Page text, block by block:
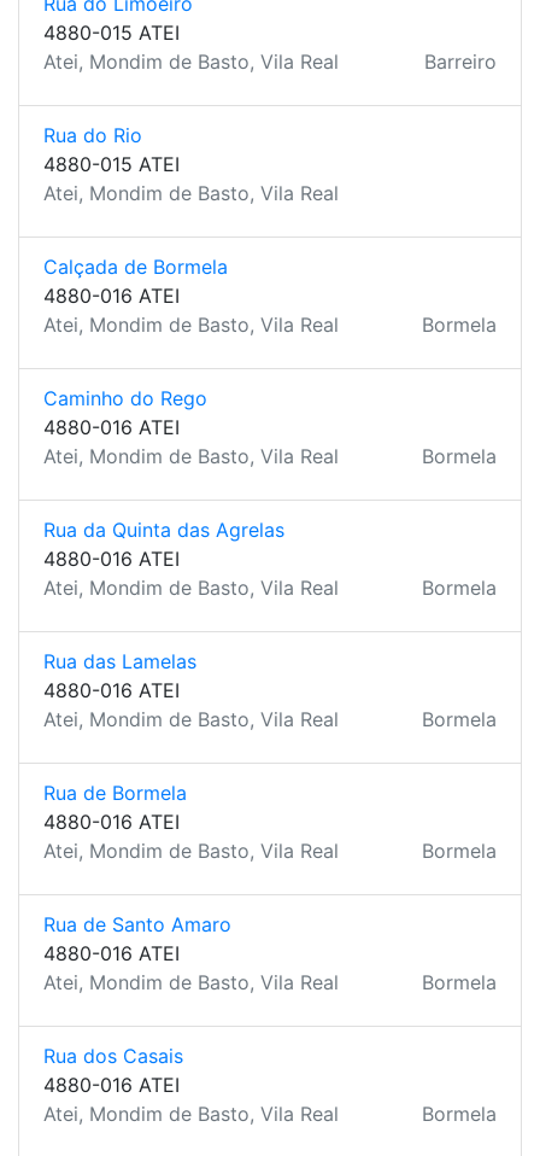
4880-015 ATEI
Atei, Mondim de Basto, Vila Real
Barreiro
Rua do Rio
4880-015 ATEI
Atei, Mondim de Basto, Vila Real
Calçada de Bormela
4880-016 ATEI
Atei, Mondim de Basto, Vila Real
Bormela
Caminho do Rego
4880-016 ATEI
Atei, Mondim de Basto, Vila Real
Bormela
Rua da Quinta das Agrelas
4880-016 ATEI
Atei, Mondim de Basto, Vila Real
Bormela
Rua das Lamelas
4880-016 ATEI
Atei, Mondim de Basto, Vila Real
Bormela
Rua de Bormela
4880-016 ATEI
Atei, Mondim de Basto, Vila Real
Bormela
Rua de Santo Amaro
4880-016 ATEI
Atei, Mondim de Basto, Vila Real
Bormela
Rua dos Casais
4880-016 ATEI
Atei, Mondim de Basto, Vila Real
Bormela